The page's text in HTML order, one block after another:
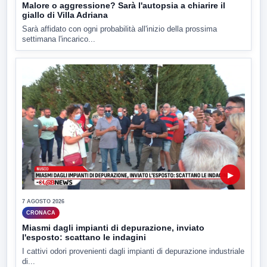
Malore o aggressione? Sarà l'autopsia a chiarire il
giallo di Villa Adriana
Sarà affidato con ogni probabilità all'inizio della prossima
settimana l'incarico...
▶
7 AGOSTO 2026
CRONACA
Miasmi dagli impianti di depurazione, inviato
l'esposto: scattano le indagini
I cattivi odori provenienti dagli impianti di depurazione industriale
di...